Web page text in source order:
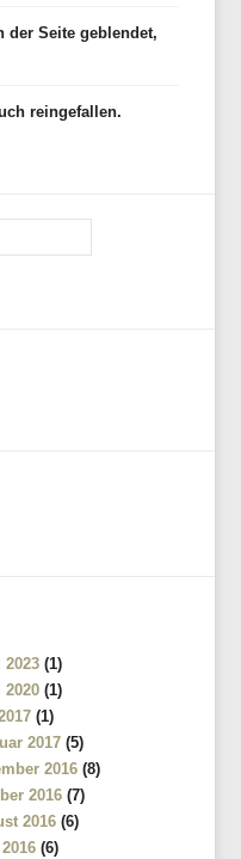
der Seite geblendet,
reingefallen.
(1)
(1)
(1)
2017 (5)
2016 (8)
2016 (7)
2016 (6)
(6)